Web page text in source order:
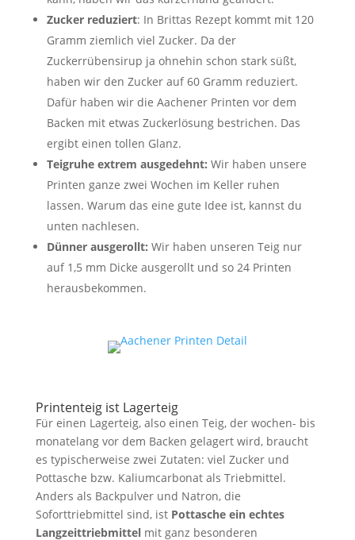
Zucker reduziert: In Brittas Rezept kommt mit 120
Gramm ziemlich viel Zucker. Da der
Zuckerrübensirup ja ohnehin schon stark süßt,
haben wir den Zucker auf 60 Gramm reduziert.
Dafür haben wir die Aachener Printen vor dem
Backen mit etwas Zuckerlösung bestrichen. Das
ergibt einen tollen Glanz.
Teigruhe extrem ausgedehnt:Wir haben unsere
Printen ganze zwei Wochen im Keller ruhen
lassen. Warum das eine gute Idee ist, kannst du
unten nachlesen.
Dünner ausgerollt: Wir haben unseren Teig nur
auf 1,5 mm Dicke ausgerollt und so 24 Printen
herausbekommen.
Printenteig ist Lagerteig
Für einen Lagerteig, also einen Teig, der wochen- bis
monatelang vor dem Backen gelagert wird, braucht
es typischerweise zwei Zutaten: viel Zucker und
Pottasche bzw. Kaliumcarbonat als Triebmittel.
Anders als Backpulver und Natron, die
Soforttriebmittel sind, ist Pottasche ein echtes
Langzeittriebmittelmit ganz besonderen